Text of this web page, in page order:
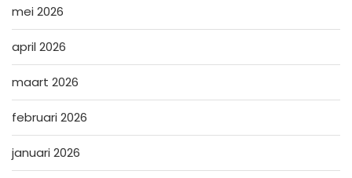
mei 2026
april 2026
maart 2026
februari 2026
januari 2026